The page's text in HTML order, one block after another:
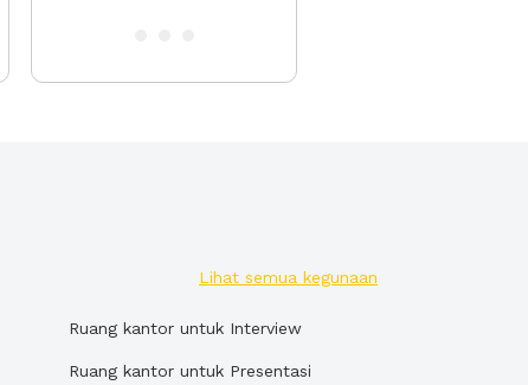
Lihat semua kegunaan
Ruang kantor untuk Interview
Ruang kantor untuk Presentasi